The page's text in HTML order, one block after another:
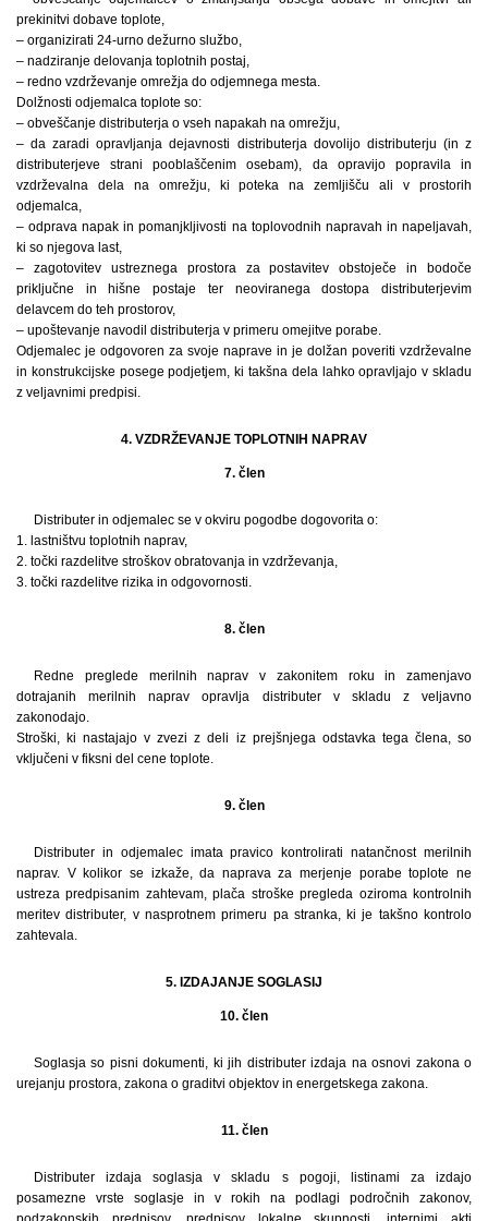
prekinitvi dobave toplote,
– organizirati 24-urno dežurno službo,
– nadziranje delovanja toplotnih postaj,
– redno vzdrževanje omrežja do odjemnega mesta.
Dolžnosti odjemalca toplote so:
– obveščanje distributerja o vseh napakah na omrežju,
– da zaradi opravljanja dejavnosti distributerja dovolijo distributerju (in z
distributerjeve strani pooblaščenim osebam), da opravijo popravila in
vzdrževalna dela na omrežju, ki poteka na zemljišču ali v prostorih
odjemalca,
– odprava napak in pomanjkljivosti na toplovodnih napravah in napeljavah,
ki so njegova last,
– zagotovitev ustreznega prostora za postavitev obstoječe in bodoče
priključne in hišne postaje ter neoviranega dostopa distributerjevim
delavcem do teh prostorov,
– upoštevanje navodil distributerja v primeru omejitve porabe.
Odjemalec je odgovoren za svoje naprave in je dolžan poveriti vzdrževalne
in konstrukcijske posege podjetjem, ki takšna dela lahko opravljajo v skladu
z veljavnimi predpisi.
4. VZDRŽEVANJE TOPLOTNIH NAPRAV
7. člen
Distributer in odjemalec se v okviru pogodbe dogovorita o:
1. lastništvu toplotnih naprav,
2. točki razdelitve stroškov obratovanja in vzdrževanja,
3. točki razdelitve rizika in odgovornosti.
8. člen
Redne preglede merilnih naprav v zakonitem roku in zamenjavo
dotrajanih merilnih naprav opravlja distributer v skladu z veljavno
zakonodajo.
Stroški, ki nastajajo v zvezi z deli iz prejšnjega odstavka tega člena, so
vključeni v fiksni del cene toplote.
9. člen
Distributer in odjemalec imata pravico kontrolirati natančnost merilnih
naprav. V kolikor se izkaže, da naprava za merjenje porabe toplote ne
ustreza predpisanim zahtevam, plača stroške pregleda oziroma kontrolnih
meritev distributer, v nasprotnem primeru pa stranka, ki je takšno kontrolo
zahtevala.
5. IZDAJANJE SOGLASIJ
10. člen
Soglasja so pisni dokumenti, ki jih distributer izdaja na osnovi zakona o
urejanju prostora, zakona o graditvi objektov in energetskega zakona.
11. člen
Distributer izdaja soglasja v skladu s pogoji, listinami za izdajo
posamezne vrste soglasje in v rokih na podlagi področnih zakonov,